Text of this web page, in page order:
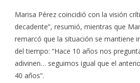
Marisa Pérez coincidió con la visión
decadente”, resumió, mientras que
remarcó que la situación se mantiene
del tiempo: “Hace 10 años nos
adivinen… seguimos igual que el
40 años”.